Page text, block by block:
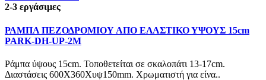
2-3 εργάσιμες
ΡΑΜΠΑ ΠΕΖΟΔΡΟΜΙΟΥ ΑΠΟ ΕΛΑΣΤΙΚΟ ΥΨΟΥΣ 15cm
PARK-DH-UP-2M
Ράμπα ύψους 15cm. Τοποθετείται σε σκαλοπάτι 13-17cm.
Διαστάσεις 600Χ360Χυψ150mm. Χρωματιστή για είνα..